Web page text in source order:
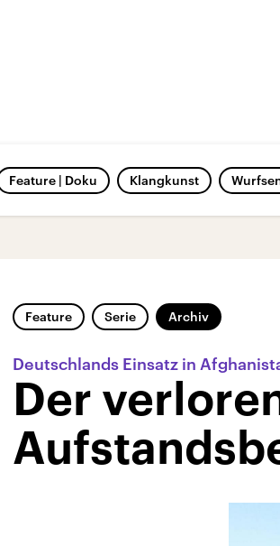
Feature | Doku Klangkunst
Feature Serie Archiv
Deutschlands Einsatz in
Der